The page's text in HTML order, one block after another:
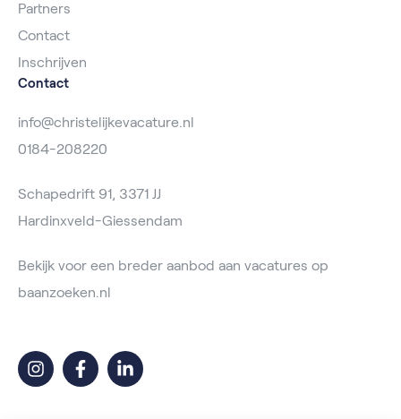
Partners
Contact
Inschrijven
Contact
info@christelijkevacature.nl
0184-208220
Schapedrift 91, 3371 JJ
Hardinxveld-Giessendam
Bekijk voor een breder aanbod aan vacatures op
baanzoeken.nl